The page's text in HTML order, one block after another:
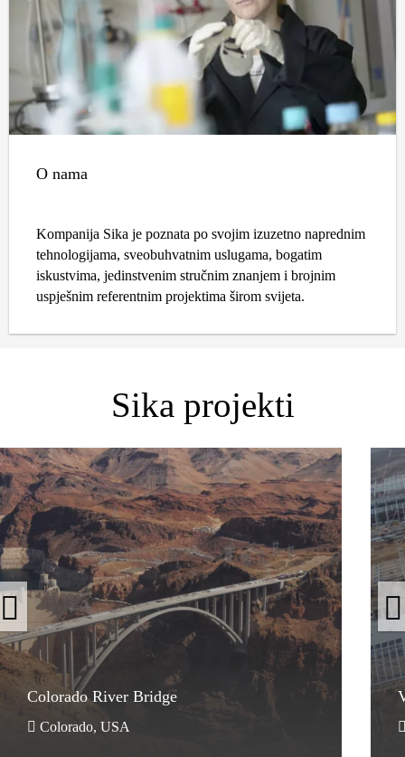
O nama
Kompanija Sika je poznata po svojim izuzetno naprednim
tehnologijama, sveobuhvatnim uslugama, bogatim
iskustvima, jedinstvenim stručnim znanjem i brojnim
uspješnim referentnim projektima širom svijeta.
Sika projekti
Colorado River Bridge
Colorado, USA
Colorado River Bridge